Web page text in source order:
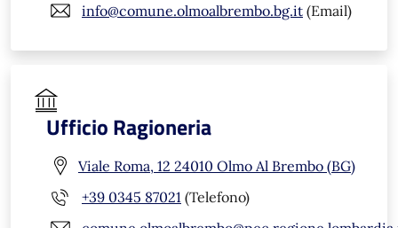
info@comune.olmoalbrembo.bg.it (Email)
Ufficio Ragioneria
Viale Roma, 12 24010 Olmo Al Brembo (BG)
+39 0345 87021 (Telefono)